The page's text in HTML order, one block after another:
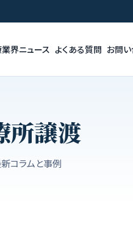
界ニュース よくある質問 お問
所譲渡
コラムと事例